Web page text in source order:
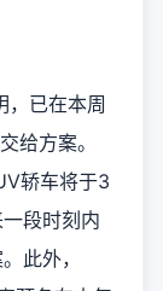
，已在本周
给方案。
轿车将于3
段时刻内
此外，